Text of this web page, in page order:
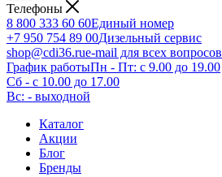
Телефоны
8 800 333 60 60Единый номер
+7 950 754 89 00Дизельный сервис
shop@cdi36.rue-mail для всех вопросов
График работыПн - Пт: с 9.00 до 19.00
Сб - с 10.00 до 17.00
Вс: - выходной
Каталог
Акции
Блог
Бренды